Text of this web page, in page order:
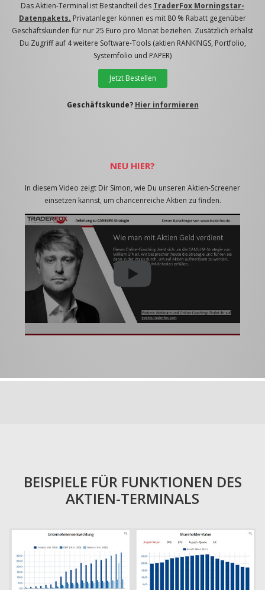
Das Aktien-Terminal ist Bestandteil des TraderFox Morningstar-
Datenpakets. Privatanleger können es mit 80 % Rabatt gegenüber
Geschäftskunden für nur 25 Euro pro Monat beziehen. Zusätzlich erhälst
Du Zugriff auf 4 weitere Software-Tools (aktien RANKINGS, Portfolio,
Systemfolio und PAPER)
Jetzt Bestellen
Geschäftskunde? Hier informieren
NEU HIER?
In diesem Video zeigt Dir Simon, wie Du unseren Aktien-Screener
einsetzen kannst, um chancenreiche Aktien zu finden.
BEISPIELE FÜR FUNKTIONEN DES
AKTIEN-TERMINALS